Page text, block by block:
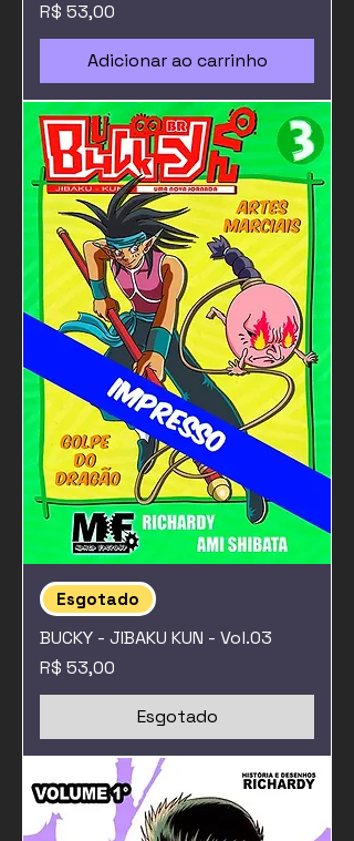
Preço
R$ 53,00
Adicionar ao carrinho
Esgotado
BUCKY - JIBAKU KUN - Vol.03
Preço
R$ 53,00
Esgotado